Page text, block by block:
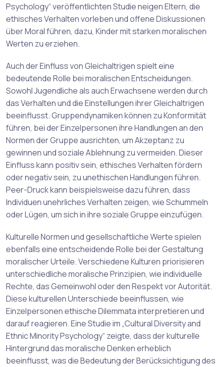
Psychology“ veröffentlichten Studie neigen Eltern, die
ethisches Verhalten vorleben und offene Diskussionen
über Moral führen, dazu, Kinder mit starken moralischen
Werten zu erziehen.
Auch der Einfluss von Gleichaltrigen spielt eine
bedeutende Rolle bei moralischen Entscheidungen.
Sowohl Jugendliche als auch Erwachsene werden durch
das Verhalten und die Einstellungen ihrer Gleichaltrigen
beeinflusst. Gruppendynamiken können zu Konformität
führen, bei der Einzelpersonen ihre Handlungen an den
Normen der Gruppe ausrichten, um Akzeptanz zu
gewinnen und soziale Ablehnung zu vermeiden. Dieser
Einfluss kann positiv sein, ethisches Verhalten fördern
oder negativ sein, zu unethischen Handlungen führen.
Peer-Druck kann beispielsweise dazu führen, dass
Individuen unehrliches Verhalten zeigen, wie Schummeln
oder Lügen, um sich in ihre soziale Gruppe einzufügen.
Kulturelle Normen und gesellschaftliche Werte spielen
ebenfalls eine entscheidende Rolle bei der Gestaltung
moralischer Urteile. Verschiedene Kulturen priorisieren
unterschiedliche moralische Prinzipien, wie individuelle
Rechte, das Gemeinwohl oder den Respekt vor Autorität.
Diese kulturellen Unterschiede beeinflussen, wie
Einzelpersonen ethische Dilemmata interpretieren und
darauf reagieren. Eine Studie im „Cultural Diversity and
Ethnic Minority Psychology“ zeigte, dass der kulturelle
Hintergrund das moralische Denken erheblich
beeinflusst, was die Bedeutung der Berücksichtigung des